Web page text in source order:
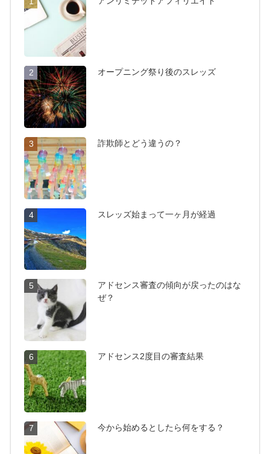
2 オープニング祭り後のスレッズ
3 詐欺師とどう違うの？
4 スレッズ始まって一ヶ月が経過
5
アドセンス審査の傾向が戻ったのはな
ぜ？
6 アドセンス2度目の審査結果
7 今から始めるとしたら何をする？